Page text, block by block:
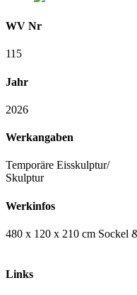
WV Nr
115
Jahr
2026
Werkangaben
Temporäre Eisskulptur/
Skulptur
Werkinfos
480 x 120 x 210 cm Sockel
Links